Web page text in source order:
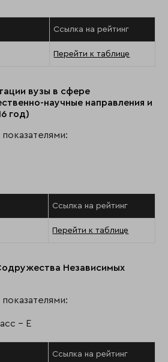
Ссылка на рейтинг
Перейти к таблице
вузы в сфере
научные направления и
год)
Ссылка на рейтинг
Перейти к таблице
Независимых
- E
Ссылка на рейтинг